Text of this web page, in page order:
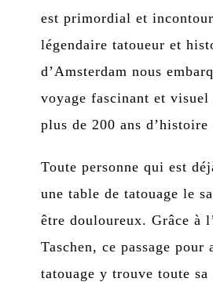
est primordial et
légendaire tatoueur et
d’Amsterdam nous
voyage fascinant et visuel
plus de 200 ans
Toute personne qui est
une table de tatouage le
être douloureux. Grâce à
Taschen, ce passage pour
tatouage y trouve toute